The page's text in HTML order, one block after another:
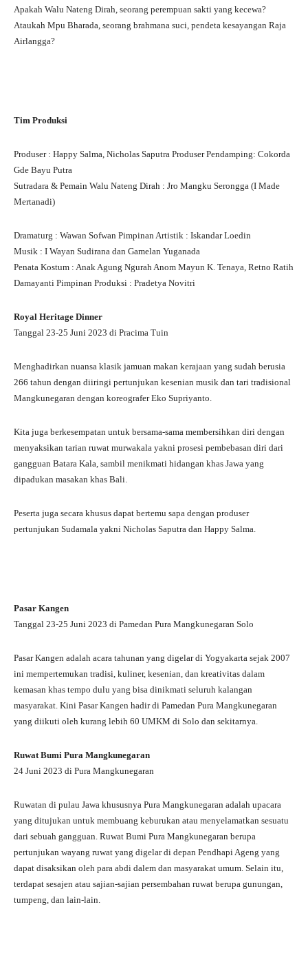
Apakah Walu Nateng Dirah, seorang perempuan sakti yang kecewa?
Ataukah Mpu Bharada, seorang brahmana suci, pendeta kesayangan Raja
Airlangga?
Tim Produksi
Produser : Happy Salma, Nicholas Saputra Produser Pendamping: Cokorda
Gde Bayu Putra
Sutradara & Pemain Walu Nateng Dirah : Jro Mangku Serongga (I Made
Mertanadi)
Dramaturg : Wawan Sofwan Pimpinan Artistik : Iskandar Loedin
Musik : I Wayan Sudirana dan Gamelan Yuganada
Penata Kostum : Anak Agung Ngurah Anom Mayun K. Tenaya, Retno Ratih
Damayanti Pimpinan Produksi : Pradetya Novitri
Royal Heritage Dinner
Tanggal 23-25 Juni 2023 di Pracima Tuin
Menghadirkan nuansa klasik jamuan makan kerajaan yang sudah berusia
266 tahun dengan diiringi pertunjukan kesenian musik dan tari tradisional
Mangkunegaran dengan koreografer Eko Supriyanto.
Kita juga berkesempatan untuk bersama-sama membersihkan diri dengan
menyaksikan tarian ruwat murwakala yakni prosesi pembebasan diri dari
gangguan Batara Kala, sambil menikmati hidangan khas Jawa yang
dipadukan masakan khas Bali.
Peserta juga secara khusus dapat bertemu sapa dengan produser
pertunjukan Sudamala yakni Nicholas Saputra dan Happy Salma.
Pasar Kangen
Tanggal 23-25 Juni 2023 di Pamedan Pura Mangkunegaran Solo
Pasar Kangen adalah acara tahunan yang digelar di Yogyakarta sejak 2007
ini mempertemukan tradisi, kuliner, kesenian, dan kreativitas dalam
kemasan khas tempo dulu yang bisa dinikmati seluruh kalangan
masyarakat. Kini Pasar Kangen hadir di Pamedan Pura Mangkunegaran
yang diikuti oleh kurang lebih 60 UMKM di Solo dan sekitarnya.
Ruwat Bumi Pura Mangkunegaran
24 Juni 2023 di Pura Mangkunegaran
Ruwatan di pulau Jawa khususnya Pura Mangkunegaran adalah upacara
yang ditujukan untuk membuang keburukan atau menyelamatkan sesuatu
dari sebuah gangguan. Ruwat Bumi Pura Mangkunegaran berupa
pertunjukan wayang ruwat yang digelar di depan Pendhapi Ageng yang
dapat disaksikan oleh para abdi dalem dan masyarakat umum. Selain itu,
terdapat sesajen atau sajian-sajian persembahan ruwat berupa gunungan,
tumpeng, dan lain-lain.